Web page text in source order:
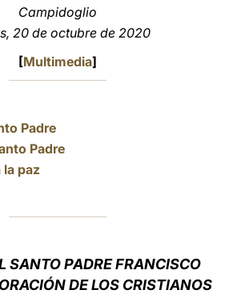
Campidoglio
20 de octubre de 2020
[Multimedia]
Padre
Padre
la paz
SANTO PADRE FRANCISCO
DE LOS CRISTIANOS